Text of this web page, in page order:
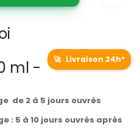
ml -
🚀 Livraison 24h*
de 2 à 5 jours ouvrés
: 5 à 10 jours ouvrés après